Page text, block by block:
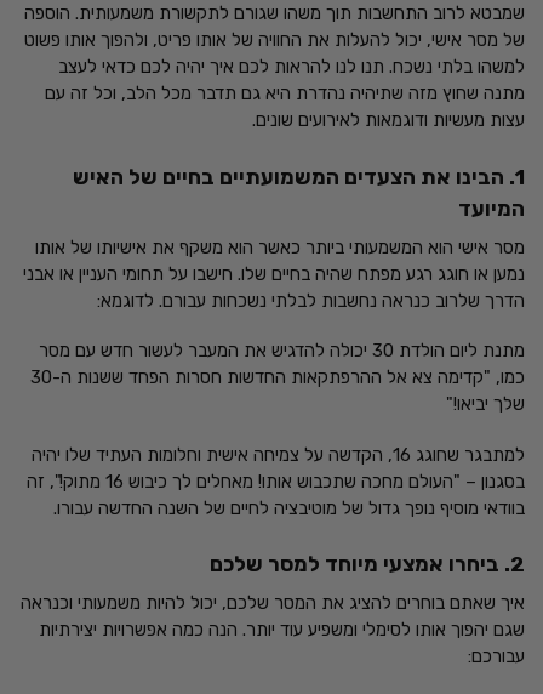
שמבטא לרוב התחשבות תוך משהו שגורם לתקשורת משמעותית. הוספה
של מסר אישי, יכול להעלות את החוויה של אותו פריט, ולהפוך אותו פשוט
למשהו בלתי נשכח. תנו לנו להראות לכם איך יהיה לכם כדאי לעצב
מתנה שחוץ מזה שתיהיה נהדרת היא גם תדבר מכל הלב, וכל זה עם
עצות מעשיות ודוגמאות לאירועים שונים.
1. הבינו את הצעדים המשמועתיים בחיים של האיש
המיועד
מסר אישי הוא המשמעותי ביותר כאשר הוא משקף את אישיותו של אותו
נמען או חוגג רגע מפתח שהיה בחיים שלו. חישבו על תחומי העניין או אבני
הדרך שלרוב כנראה נחשבות לבלתי נשכחות עבורם. לדוגמא:
מתנת ליום הולדת 30 יכולה להדגיש את המעבר לעשור חדש עם מסר
כמו, "קדימה צא אל ההרפתקאות החדשות חסרות הפחד ששנות ה-30
שלך יביאו!"
למתבגר שחוגג 16, הקדשה על צמיחה אישית וחלומות העתיד שלו יהיה
בסגנון – "העולם מחכה שתכבוש אותו! מאחלים לך כיבוש 16 מתוק!", זה
בוודאי מוסיף נופך גדול של מוטיבציה לחיים של השנה החדשה עבורו.
2. ביחרו אמצעי מיוחד למסר שלכם
איך שאתם בוחרים להציג את המסר שלכם, יכול להיות משמעותי וכנראה
שגם יהפוך אותו לסימלי ומשפיע עוד יותר. הנה כמה אפשרויות יצירתיות
עבורכם: